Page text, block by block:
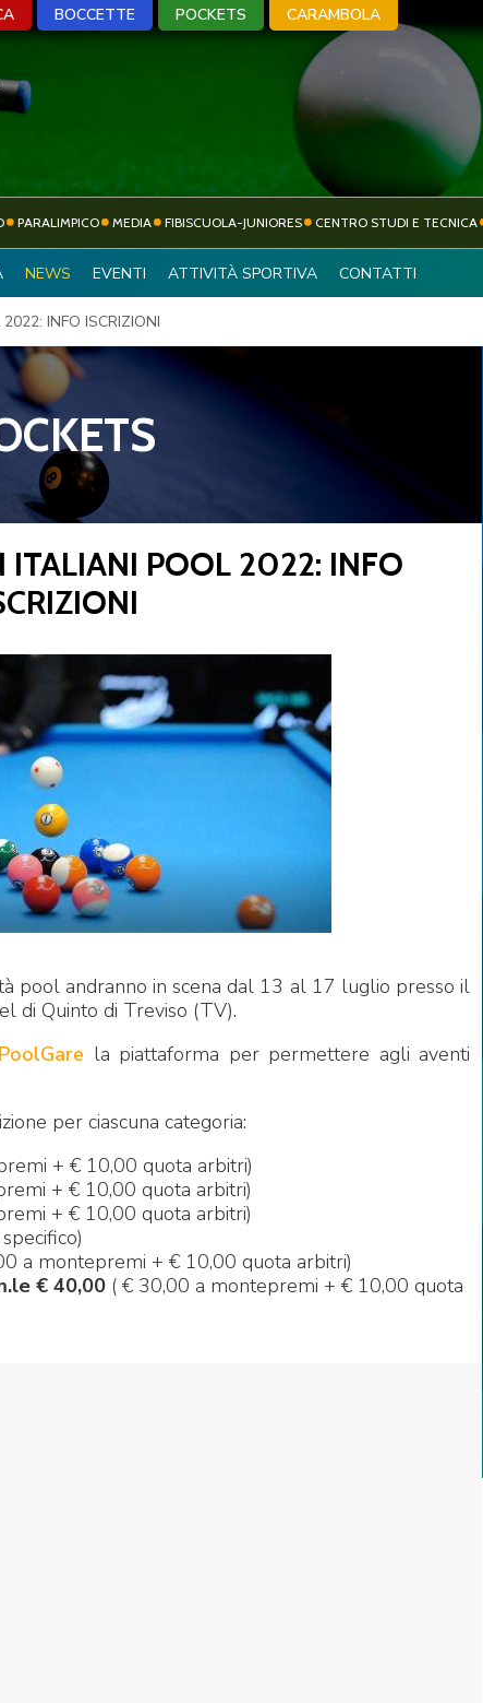
SPORTIVE
ATTIVITÀ
SPORTIVA
STUDI E
BOCCETTE CARAMBOLA
Sito Feed rss
BOCCETTE POCKETS CARAMBOLA
PARALIMPICO MEDIA FIBISCUOLA-JUNIORES CENTRO STUDI E TECNICA
NEWS EVENTI ATTIVITÀ SPORTIVA CONTATTI
INFO ISCRIZIONI
ITALIANI POOL 2022: INFO
pool andranno in scena dal 13 al 17 luglio presso il
di Quinto di Treviso (TV).
PoolGare la piattaforma per permettere agli aventi
per ciascuna categoria:
+ € 10,00 quota arbitri)
+ € 10,00 quota arbitri)
+ € 10,00 quota arbitri)
a montepremi + € 10,00 quota arbitri)
€ 40,00 ( € 30,00 a montepremi + € 10,00 quota